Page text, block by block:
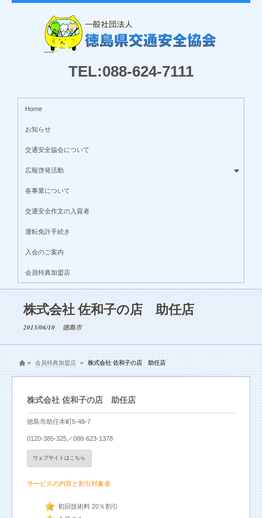
TEL:088-624-7111
Home
お知らせ
交通安全協会について
広報啓発活動
各事業について
交通安全作文の入賞者
運転免許手続き
入会のご案内
会員特典加盟店
株式会社 佐和子の店 助任店
2013/06/10 徳島市
» 会員特典加盟店 » 株式会社 佐和子の店 助任店
株式会社 佐和子の店 助任店
徳島市助任本町5-48-7
0120-385-325／088-623-1378
ウェブサイトはこちら
サービスの内容と割引対象者
初回技術料 20％割引